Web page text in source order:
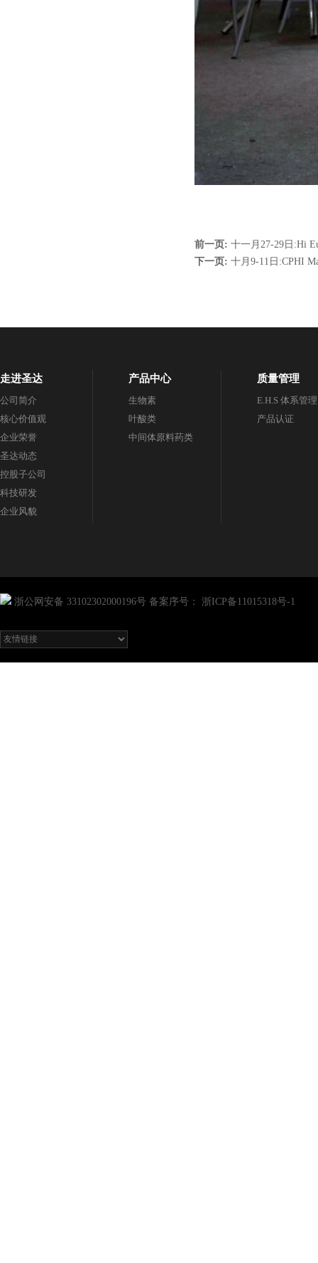
前一页: 十一月27-29日:Hi
下一页: 十月9-11日:CPHI
走进圣达
公司简介
核心价值观
企业荣誉
圣达动态
控股子公司
科技研发
企业风貌
产品中心
生物素
叶酸类
中间体原料药类
质量管理
E.H.S 体系管理
产品认证
浙公网安备 33102302000196号 备案序号： 浙ICP备11015318号-1